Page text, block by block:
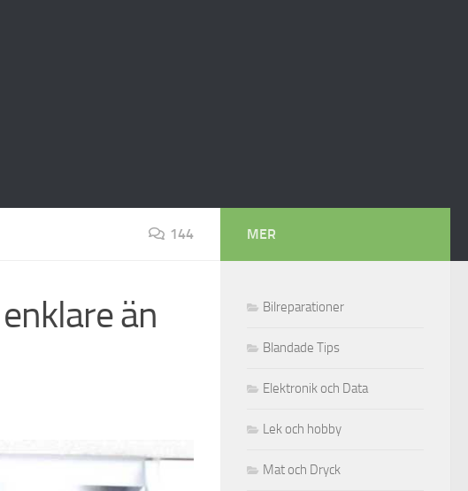
144
än
MER
Bilreparationer
Blandade Tips
Elektronik och Data
Lek och hobby
Mat och Dryck